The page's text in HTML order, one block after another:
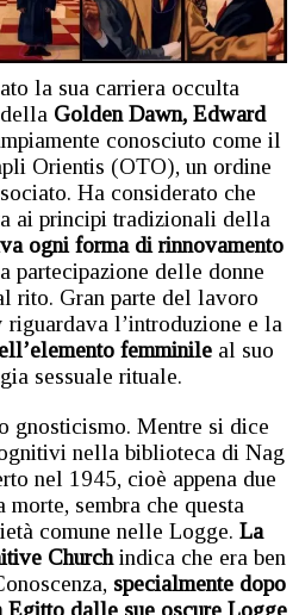
la sua carriera occulta
Golden Dawn, Edward
conosciuto come il
Orientis (OTO), un ordine
Ha considerato che
ai principi tradizionali della
ogni forma di rinnovamento
partecipazione delle donne
rito. Gran parte del lavoro
l’introduzione e la
femminile al suo
sessuale rituale.
gnosticismo. Mentre si dice
nella biblioteca di Nag
nel 1945, cioè appena due
morte, sembra che questa
comune nelle Logge. La
Churchindica che era ben
specialmente dopo